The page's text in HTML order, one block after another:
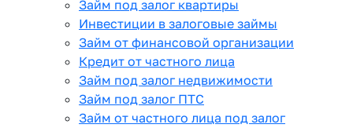
Займ под залог квартиры
Инвестиции в залоговые займы
Займ от финансовой организации
Кредит от частного лица
Займ под залог недвижимости
Займ под залог ПТС
Займ от частного лица под залог